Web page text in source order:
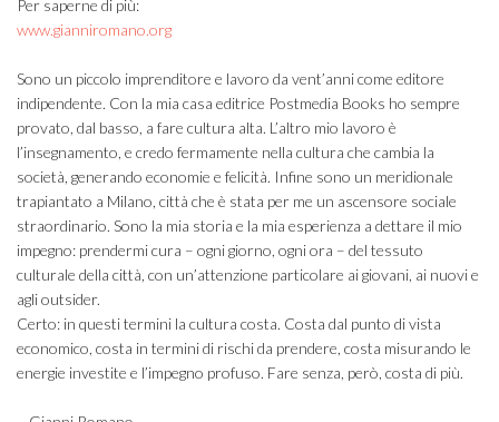
Per saperne di più:
www.gianniromano.org
Sono un piccolo imprenditore e lavoro da vent’anni come editore
indipendente. Con la mia casa editrice Postmedia Books ho sempre
provato, dal basso, a fare cultura alta. L’altro mio lavoro è
l’insegnamento, e credo fermamente nella cultura che cambia la
società, generando economie e felicità. Infine sono un meridionale
trapiantato a Milano, città che è stata per me un ascensore sociale
straordinario. Sono la mia storia e la mia esperienza a dettare il mio
impegno: prendermi cura – ogni giorno, ogni ora – del tessuto
culturale della città, con un’attenzione particolare ai giovani, ai nuovi e
agli outsider.
Certo: in questi termini la cultura costa. Costa dal punto di vista
economico, costa in termini di rischi da prendere, costa misurando le
energie investite e l’impegno profuso. Fare senza, però, costa di più.